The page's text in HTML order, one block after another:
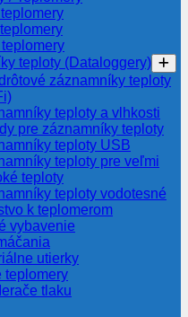
teploty (Dataloggery)
záznamníky teploty
teploty a vlhkosti
pre záznamníky teploty
teploty USB
teploty pre veľmi
teploty
teploty vodotesné
k teplomerom
vybavenie
utierky
teplomery
tlaku